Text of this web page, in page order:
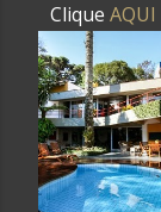
Clique AQUI